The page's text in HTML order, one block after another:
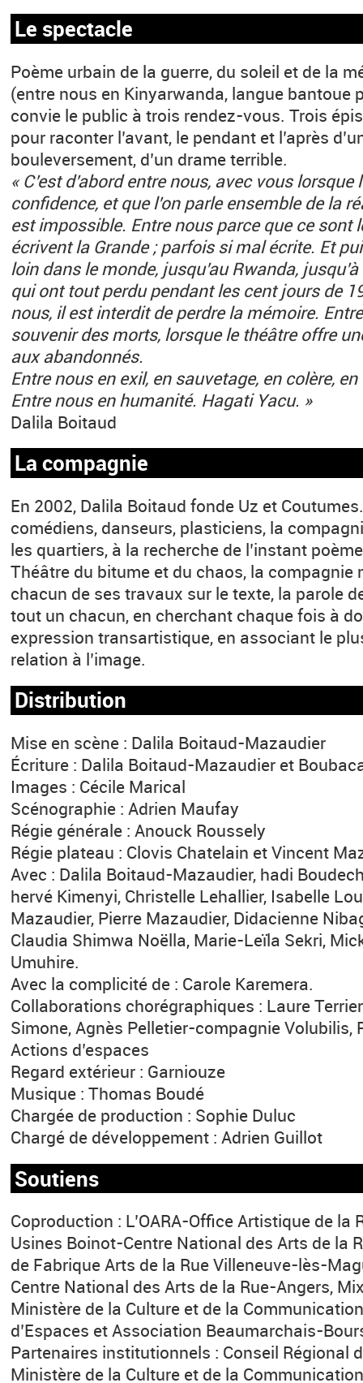
Le spectacle
Poème urbain de la guerre, du soleil et de la
(entre nous en Kinyarwanda, langue bantoue
convie le public à trois rendez-vous. Trois
pour raconter l’avant, le pendant et l’après
bouleversement, d’un drame terrible.
« C’est d’abord entre nous, avec vous
confidence, et que l’on parle ensemble de la
est impossible. Entre nous parce que ce sont
écrivent la Grande ; parfois si mal écrite. Et
loin dans le monde, jusqu’au Rwanda,
qui ont tout perdu pendant les cent jours de
nous, il est interdit de perdre la mémoire.
souvenir des morts, lorsque le théâtre offre
aux abandonnés.
Entre nous en exil, en sauvetage, en colère, en
Entre nous en humanité. Hagati Yacu. »
Dalila Boitaud
La compagnie
En 2002, Dalila Boitaud fonde Uz et
comédiens, danseurs, plasticiens, la
les quartiers, à la recherche de l’instant
Théâtre du bitume et du chaos, la compagnie
chacun de ses travaux sur le texte, la parole
tout un chacun, en cherchant chaque fois à
expression transartistique, en associant le
relation à l’image.
Distribution
Mise en scène : Dalila Boitaud-Mazaudier
Écriture : Dalila Boitaud-Mazaudier et
Images : Cécile Marical
Scénographie : Adrien Maufay
Régie générale : Anouck Roussely
Régie plateau : Clovis Chatelain et Vincent
Avec : Dalila Boitaud-Mazaudier, hadi
hervé Kimenyi, Christelle Lehallier, Isabelle
Mazaudier, Pierre Mazaudier, Didacienne
Claudia Shimwa Noëlla, Marie-Leïla Sekri,
Umuhire.
Avec la complicité de : Carole Karemera.
Collaborations chorégraphiques : Laure
Simone, Agnès Pelletier-compagnie Volubilis,
Actions d’espaces
Regard extérieur : Garniouze
Musique : Thomas Boudé
Chargée de production : Sophie Duluc
Chargé de développement : Adrien Guillot
Soutiens
Coproduction : L’OARA-Office Artistique de la
Usines Boinot-Centre National des Arts de la
de Fabrique Arts de la Rue Villeneuve-lès-
Centre National des Arts de la Rue-Angers,
Ministère de la Culture et de la
d’Espaces et Association Beaumarchais-
Partenaires institutionnels : Conseil Régional
Ministère de la Culture et de la